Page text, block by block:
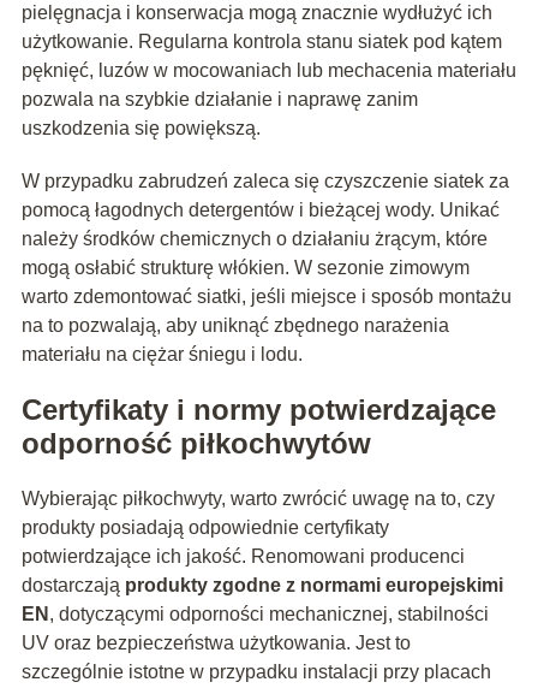
pielęgnacja i konserwacja mogą znacznie wydłużyć ich
użytkowanie. Regularna kontrola stanu siatek pod kątem
pęknięć, luzów w mocowaniach lub mechacenia materiału
pozwala na szybkie działanie i naprawę zanim
uszkodzenia się powiększą.
W przypadku zabrudzeń zaleca się czyszczenie siatek za
pomocą łagodnych detergentów i bieżącej wody. Unikać
należy środków chemicznych o działaniu żrącym, które
mogą osłabić strukturę włókien. W sezonie zimowym
warto zdemontować siatki, jeśli miejsce i sposób montażu
na to pozwalają, aby uniknąć zbędnego narażenia
materiału na ciężar śniegu i lodu.
Certyfikaty i normy potwierdzające
odporność piłkochwytów
Wybierając piłkochwyty, warto zwrócić uwagę na to, czy
produkty posiadają odpowiednie certyfikaty
potwierdzające ich jakość. Renomowani producenci
dostarczają produkty zgodne z normami europejskimi
EN , dotyczącymi odporności mechanicznej, stabilności
UV oraz bezpieczeństwa użytkowania. Jest to
szczególnie istotne w przypadku instalacji przy placach